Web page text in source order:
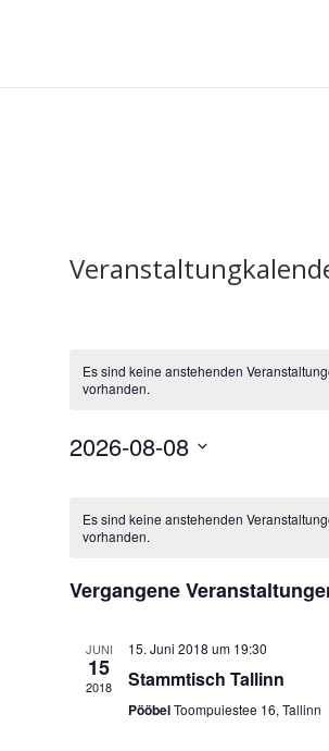
Es sind keine anstehenden
vorhanden.
2026-08-08
von
Veranstaltungen
Es sind keine anstehenden
vorhanden.
Vergangene
JUNI
15
2018
15. Juni 2018 um 19:30
Stammtisch Tallinn
PööbelToompuiestee 16, Tallinn